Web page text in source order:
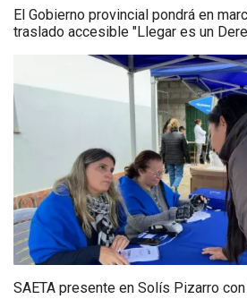
El Gobierno provincial pondrá en
traslado accesible "Llegar es un
SAETA presente en Solís Pizarro